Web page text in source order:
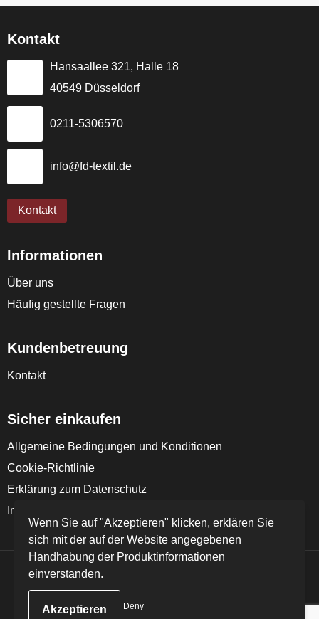
Kontakt
Hansaallee 321, Halle 18
40549 Düsseldorf
0211-5306570
info@fd-textil.de
Kontakt
Informationen
Über uns
Häufig gestellte Fragen
Kundenbetreuung
Kontakt
Sicher einkaufen
Allgemeine Bedingungen und Konditionen
Cookie-Richtlinie
Erklärung zum Datenschutz
Impressum
© Copyright FD Textil GmbH & Co. KG 2024
Wenn Sie auf "Akzeptieren" klicken, erklären Sie
sich mit der auf der Website angegebenen
Handhabung der Produktinformationen
einverstanden.
Deny